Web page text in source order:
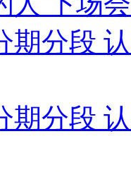
期分段
期分段